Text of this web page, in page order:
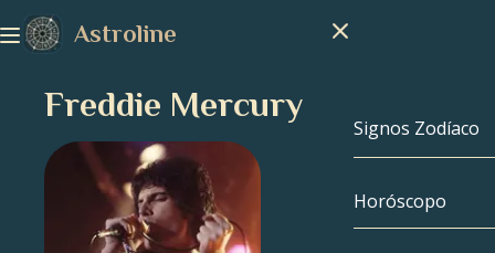
Astroline
Signos Zodíaco
Signos
Horóscopo
Freddie Mercury